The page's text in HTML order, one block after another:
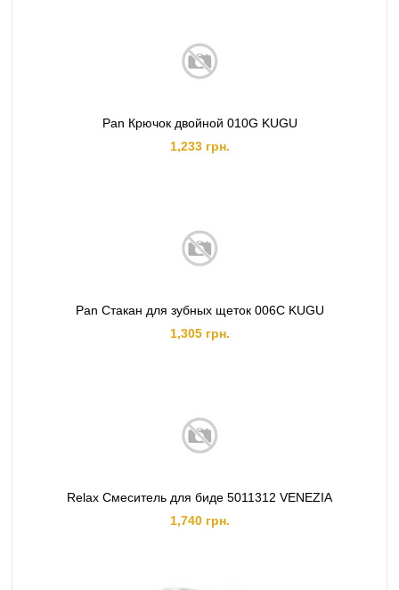
Pan Крючок двойной 010G KUGU
1,233 грн.
Pan Стакан для зубных щеток 006C KUGU
1,305 грн.
Relax Смеситель для биде 5011312 VENEZIA
1,740 грн.